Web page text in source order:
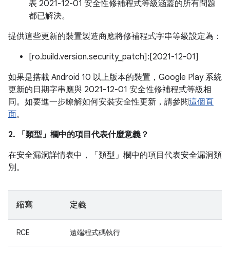
表 2021-12-01 安全性修補程式等級涵蓋的所有問題
都已解決。
提供這些更新的裝置製造商應將修補程式字串等級設定為：
[ro.build.version.security_patch]:[2021-12-01]
如果是搭載 Android 10 以上版本的裝置，Google Play 系統
更新的日期字串應與 2021-12-01 安全性修補程式等級相
同。如要進一步瞭解如何安裝安全性更新，請參閱這個頁
面。
2. 「類型」 欄中的項目代表什麼意義？
在安全漏洞詳情表中，「類型」 欄中的項目代表安全漏洞類
別。
縮寫 定義
RCE 遠端程式碼執行